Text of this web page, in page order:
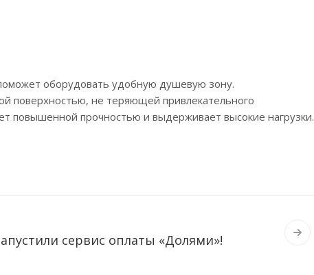
оборудовать удобную душевую зону.
поверхностью, не теряющей привлекательного
повышенной прочностью и выдерживает высокие нагрузки.
сервис оплаты «Долями»!